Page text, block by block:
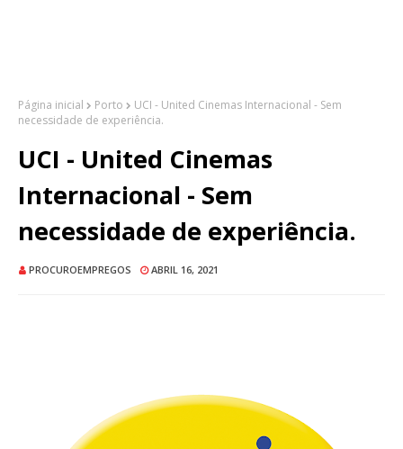
Página inicial Porto
UCI - United Cinemas Internacional - Sem
necessidade de experiência.
UCI - United Cinemas
Internacional - Sem
necessidade de experiência.
PROCUROEMPREGOS ABRIL 16, 2021